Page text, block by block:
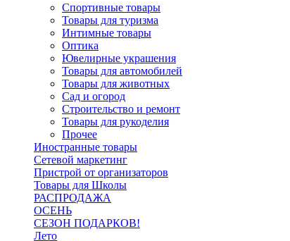
Спортивные товары
Товары для туризма
Интимные товары
Оптика
Ювелирные украшения
Товары для автомобилей
Товары для животных
Сад и огород
Строительство и ремонт
Товары для рукоделия
Прочее
Иностранные товары
Сетевой маркетинг
Пристрой от организаторов
Товары для Школы
РАСПРОДАЖА
ОСЕНЬ
СЕЗОН ПОДАРКОВ!
Лето